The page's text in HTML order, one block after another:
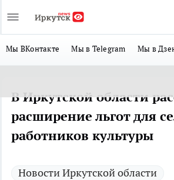
Мы ВКонтакте Мы в Telegram Мы в
В Иркутской области
расширение льгот для
работников культуры
Новости Иркутской области